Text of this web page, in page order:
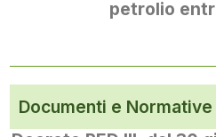
petrolio
Documenti e Normative